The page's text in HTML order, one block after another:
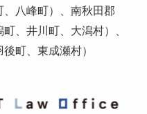
八峰町）、南秋田郡
、井川町、大潟村）、
町、東成瀬村）